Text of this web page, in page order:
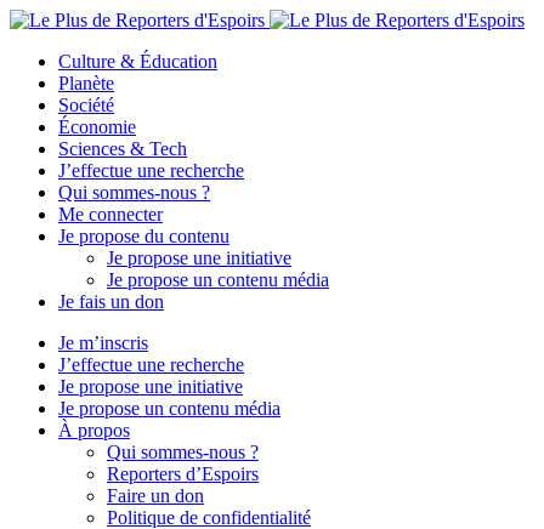
Culture & Éducation
Planète
Société
Économie
Sciences & Tech
J’effectue une recherche
Qui sommes-nous ?
Me connecter
Je propose du contenu
Je propose une initiative
Je propose un contenu média
Je fais un don
Je m’inscris
J’effectue une recherche
Je propose une initiative
Je propose un contenu média
À propos
Qui sommes-nous ?
Reporters d’Espoirs
Faire un don
Politique de confidentialité